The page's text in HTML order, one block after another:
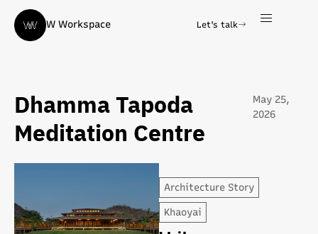
W Workspace Let's talk
Dhamma Tapoda
Meditation Centre
May 25,
2026
Architecture Story
Khaoyai